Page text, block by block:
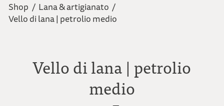
Shop / Lana & artigianato /
Vello di lana | petrolio medio
Vello di lana | petrolio
medio